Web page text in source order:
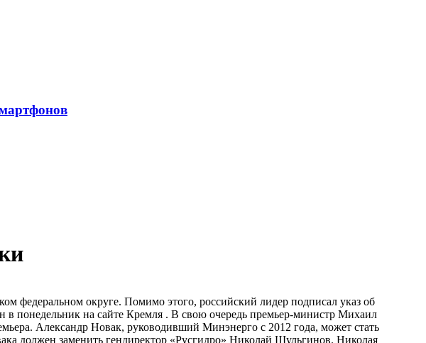
федеральном округе. Помимо этого, российский лидер подписал указ об
в понедельник на сайте Кремля . В свою очередь премьер-министр Михаил
Александр Новак, руководивший Минэнерго с 2012 года, может стать
должен заменить гендиректор «Русгидро» Николай Шульгинов. Николая